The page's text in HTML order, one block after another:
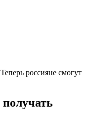
Теперь россияне смогут